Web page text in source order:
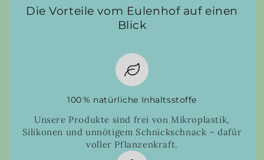
Die Vorteile vom Eulenhof auf einen
Blick
100 % natürliche Inhaltsstoffe
Unsere Produkte sind frei von Mikroplastik,
Silikonen und unnötigem Schnickschnack – dafür
voller Pflanzenkraft.